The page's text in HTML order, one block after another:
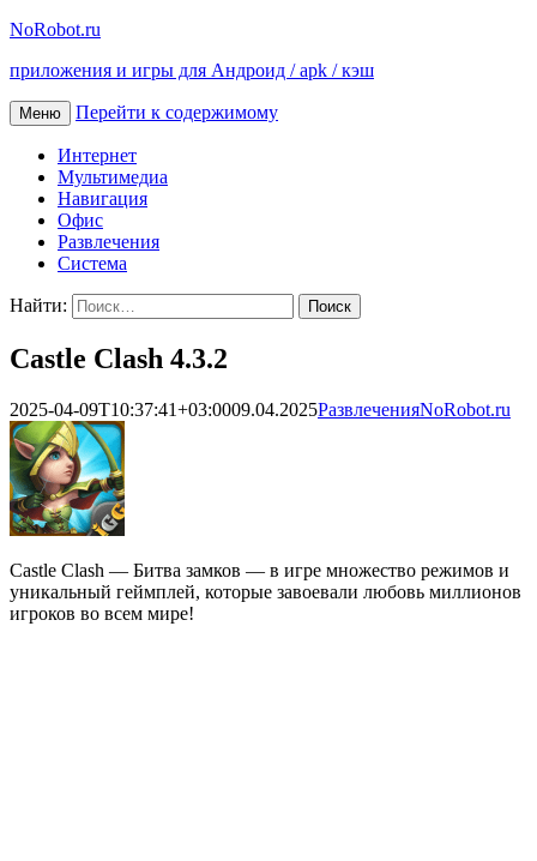
NoRobot.ru
приложения и игры для Андроид / apk / кэш
Меню Перейти к содержимому
Интернет
Мультимедиа
Навигация
Офис
Развлечения
Система
Найти:
Castle Clash 4.3.2
2025-04-09T10:37:41+03:0009.04.2025РазвлеченияNoRobot.ru
Castle Clash — Битва замков — в игре множество режимов и
уникальный геймплей, которые завоевали любовь миллионов
игроков во всем мире!